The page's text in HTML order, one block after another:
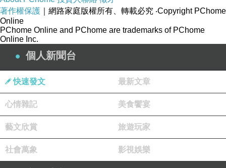
中國懸疑小說第一人，中國最受歡迎的懸疑小說家。
已出版《生死河》、《地獄變》、《謀殺似水年
華》、《天機》、《地獄的第19層》、《荒村公寓》等長
篇小說十七部、中短篇小說集三部。連續12年保持中國懸
作品以天馬行空的想像、引人入勝的懸念及嚴密的邏輯著
稱，在全球擁有億萬華語讀者，圖書版權輸出美國、歐
劇。代表作《天機》出版至今銷量逾350萬冊，同名超級
著作權保護 ｜網路家庭版權所有、轉載必究 ‧Copyright PChome
Online
PChome Online and PChome are trademarks of PChome
Online Inc.
個人新聞台
快速發文 最新文章
心情雜記 美食饗宴
藝文欣賞 旅遊玩家
社會萬象 影視娛樂